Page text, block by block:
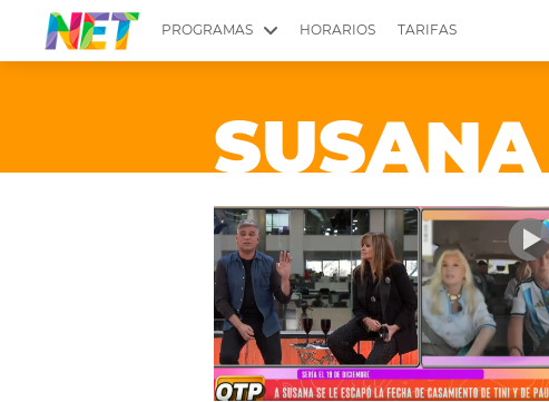
PROGRAMAS
YUYITO A LA TARDE
LONGOBARDI
QUÉ TE PASA
EL OLIVO BLANCO
TU LUGAR IDEAL
CHICHE EN VIVO
DR. BEAUTY
ARGENTINOS X
ESTÉTICA 360 TV
CARAS Y NEGOCIOS
SCOUTING PARA UN
INTELEXIS TV
HORARIOS TARIFAS